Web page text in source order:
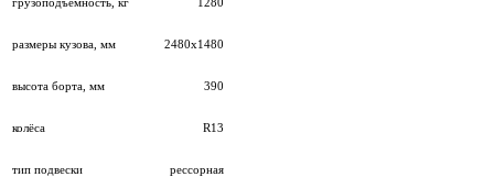
размеры кузова, мм 2480х1480
высота борта, мм 390
колёса R13
тип подвески рессорная